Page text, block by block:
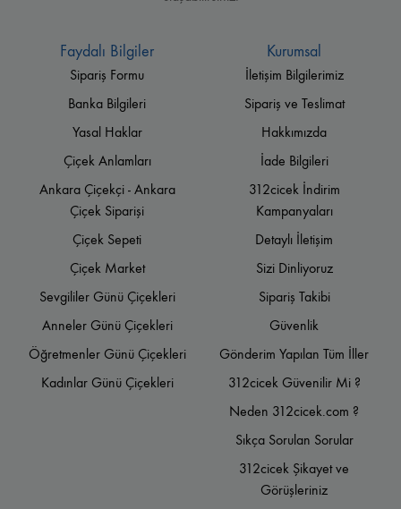
Faydalı Bilgiler
Sipariş Formu
Banka Bilgileri
Yasal Haklar
Çiçek Anlamları
Ankara Çiçekçi - Ankara
Çiçek Siparişi
Çiçek Sepeti
Çiçek Market
Sevgililer Günü Çiçekleri
Anneler Günü Çiçekleri
Öğretmenler Günü Çiçekleri
Kadınlar Günü Çiçekleri
Kurumsal
İletişim Bilgilerimiz
Sipariş ve Teslimat
Hakkımızda
İade Bilgileri
312cicek İndirim
Kampanyaları
Detaylı İletişim
Sizi Dinliyoruz
Sipariş Takibi
Güvenlik
Gönderim Yapılan Tüm İller
312cicek Güvenilir Mi ?
Neden 312cicek.com ?
Sıkça Sorulan Sorular
312cicek Şikayet ve
Görüşleriniz